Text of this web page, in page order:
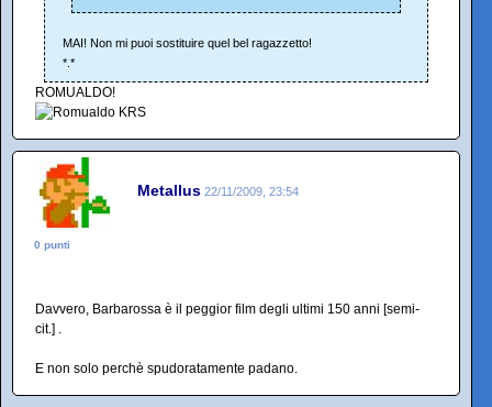
MAI! Non mi puoi sostituire quel bel ragazzetto!
*.*
ROMUALDO!
Metallus 22/11/2009, 23:54
0 punti
Davvero, Barbarossa è il peggior film degli ultimi 150 anni [semi-
cit.] .
E non solo perchè spudoratamente padano.